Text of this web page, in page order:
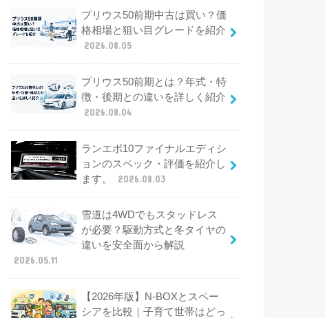
プリウス50前期中古は買い？価
格相場と狙い目グレードを紹介
2026.08.05
プリウス50前期とは？年式・特
徴・後期との違いを詳しく紹介
2026.08.04
ランエボ10ファイナルエディシ
ョンのスペック・評価を紹介し
ます。
2026.08.03
雪道は4WDでもスタッドレス
が必要？駆動方式と冬タイヤの
違いを安全面から解説
2026.05.11
【2026年版】N-BOXとスペー
シアを比較｜子育て世帯はどっ